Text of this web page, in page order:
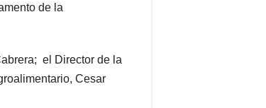
de la
el Director de la
Cesar